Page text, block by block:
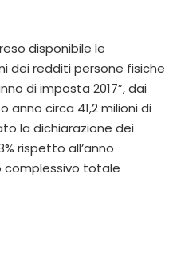
disponibile le
dei redditi persone fisiche
di imposta 2017”, dai
anno circa 41,2 milioni di
la dichiarazione dei
rispetto all’anno
complessivo totale